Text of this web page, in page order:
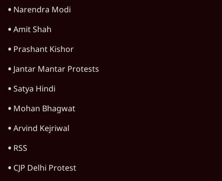
Narendra Modi
Amit Shah
Prashant Kishor
Jantar Mantar Protests
Satya Hindi
Mohan Bhagwat
Arvind Kejriwal
RSS
CJP Delhi Protest